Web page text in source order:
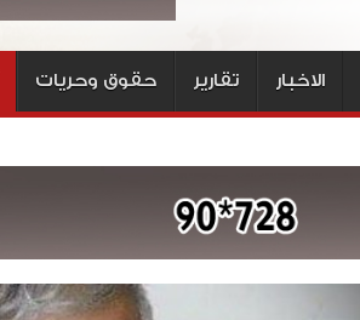
الاخبار تقارير حقوق وحريات